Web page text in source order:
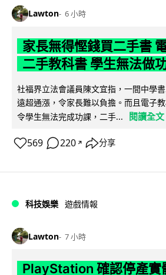
Lawton 6 小時
家長無得慳錢買二手書
二手教科書 學生無法做
社福界立法會議員陳文宜指，一間中學
遠超通漲，令家長難以負擔。而且電子
令學生無法完成功課，二手...
閱讀全文
569 220 ↗ 分享
科技娛樂 遊戲情報
Lawton 7 小時
PlayStation 確認停產實